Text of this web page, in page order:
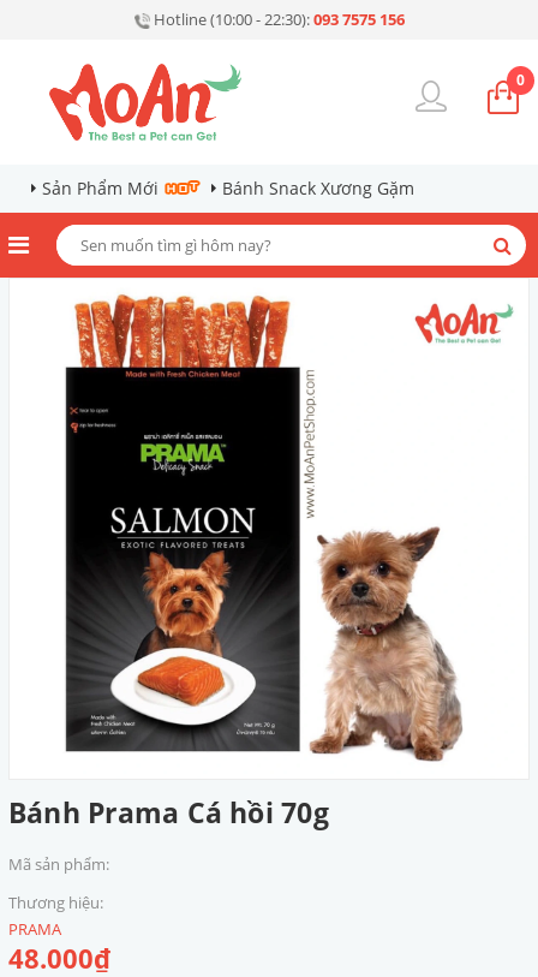
Hotline (10:00 - 22:30):093 7575 156
0
Sản Phẩm Mới Bánh Snack Xương Gặm
Bánh Prama Cá hồi 70g
Mã sản phẩm:
Thương hiệu:
PRAMA
48.000₫